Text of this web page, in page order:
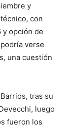
y
con
y opción de
verse
una cuestión
tras su
luego
fueron los